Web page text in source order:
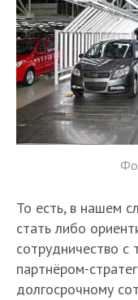
То есть, в нашем
стать либо
сотрудничество
партнёром-
долгосрочному